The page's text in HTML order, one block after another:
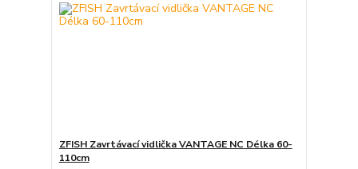
ZFISH Zavrtávací vidlička VANTAGE NC Délka 60-
110cm